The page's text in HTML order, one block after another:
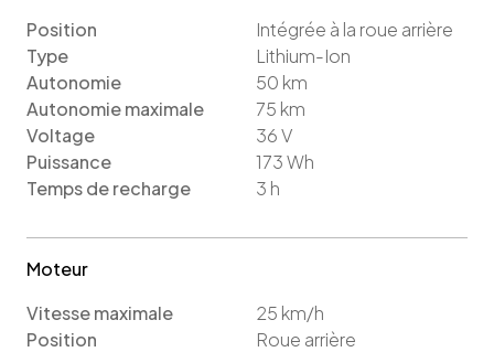
Position
Intégrée à la roue arrière
Type
Lithium-Ion
Autonomie
50 km
Autonomie maximale
75 km
Voltage
36V
Puissance
173Wh
Temps de recharge
3 h
Moteur
Vitesse maximale
25 km/h
Position
Roue arrière